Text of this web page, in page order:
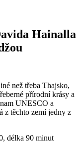
Hainalla
než třeba Thajsko,
přírodní krásy a
UNESCO a
z těchto zemí jedny z
délka 90 minut